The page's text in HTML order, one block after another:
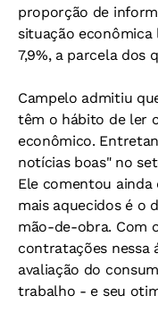
proporção de
situação econômica
7,9%, a parcela dos
Campelo admitiu
têm o hábito de ler
econômico.
notícias boas" no
Ele comentou
mais aquecidos é o
mão-de-obra. Com
contratações nessa
avaliação do
trabalho - e seu